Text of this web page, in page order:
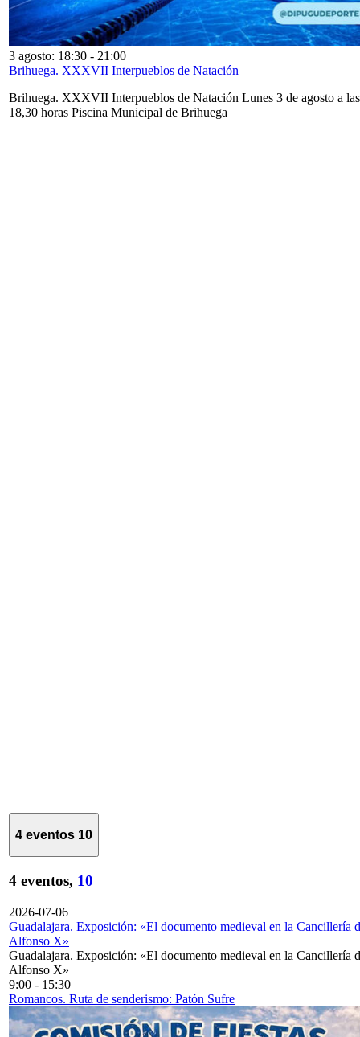
3 agosto: 18:30 - 21:00
Brihuega. XXXVII Interpueblos de Natación
Brihuega. XXXVII Interpueblos de Natación Lunes 3 de agosto a las
18,30 horas Piscina Municipal de Brihuega
4 eventos 10
4 eventos, 10
2026-07-06
Guadalajara. Exposición: «El documento medieval en la Cancillería
Alfonso X»
Guadalajara. Exposición: «El documento medieval en la Cancillería
Alfonso X»
9:00 - 15:30
Romancos. Ruta de senderismo: Patón Sufre